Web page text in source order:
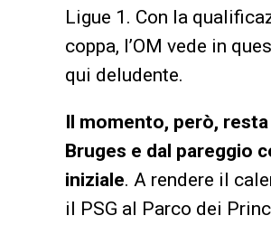
Ligue 1. Con la
coppa, l’OM vede in
qui deludente.
Il momento, però,
Bruges e dal pareggio
iniziale. A rendere il
il PSG al Parco dei